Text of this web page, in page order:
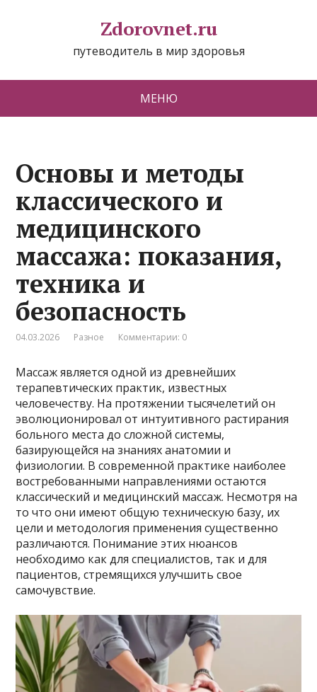
Zdorovnet.ru
путеводитель в мир здоровья
МЕНЮ
Основы и методы
классического и
медицинского
массажа: показания,
техника и
безопасность
04.03.2026 Разное Комментарии: 0
Массаж является одной из древнейших
терапевтических практик, известных
человечеству. На протяжении тысячелетий он
эволюционировал от интуитивного растирания
больного места до сложной системы,
базирующейся на знаниях анатомии и
физиологии. В современной практике наиболее
востребованными направлениями остаются
классический и медицинский массаж. Несмотря на
то что они имеют общую техническую базу, их
цели и методология применения существенно
различаются. Понимание этих нюансов
необходимо как для специалистов, так и для
пациентов, стремящихся улучшить свое
самочувствие.